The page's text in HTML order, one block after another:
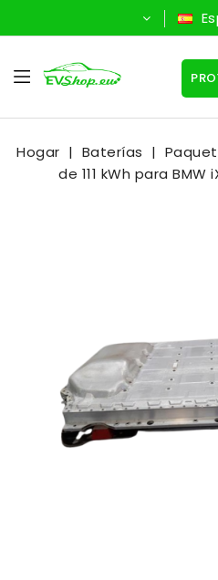
Hogar Baterías
de 111 kWh para